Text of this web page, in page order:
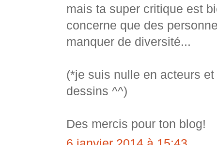
mais ta super critique est
concerne que des
manquer de diversité...
(*je suis nulle en acteurs
dessins ^^)
Des mercis pour ton blog!